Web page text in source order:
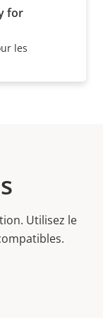
for
les
Utilisez le